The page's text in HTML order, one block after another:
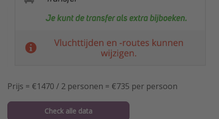
Prijs = €1470 / 2 personen = €735 per persoon
Check alle data